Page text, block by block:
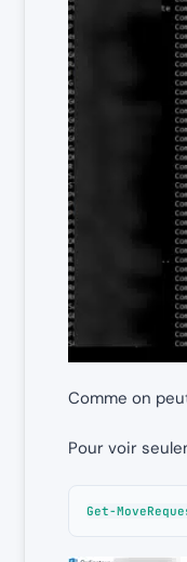
Comme on
Pour voir
Get-